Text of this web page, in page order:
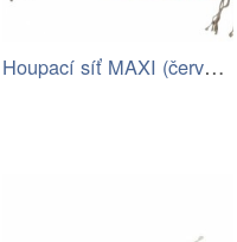
Houpací síť MAXI (červená) | Jena…